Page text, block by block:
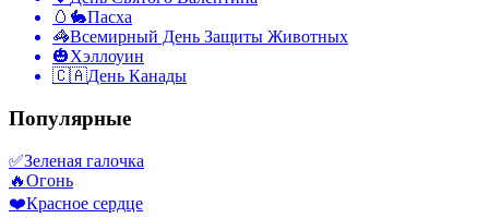
🥚🐇Пасха
🦓Всемирный День Защиты Животных
🎃Хэллоуин
🇨🇦День Канады
Популярные
✅Зеленая галочка
🔥Огонь
❤️Красное сердце